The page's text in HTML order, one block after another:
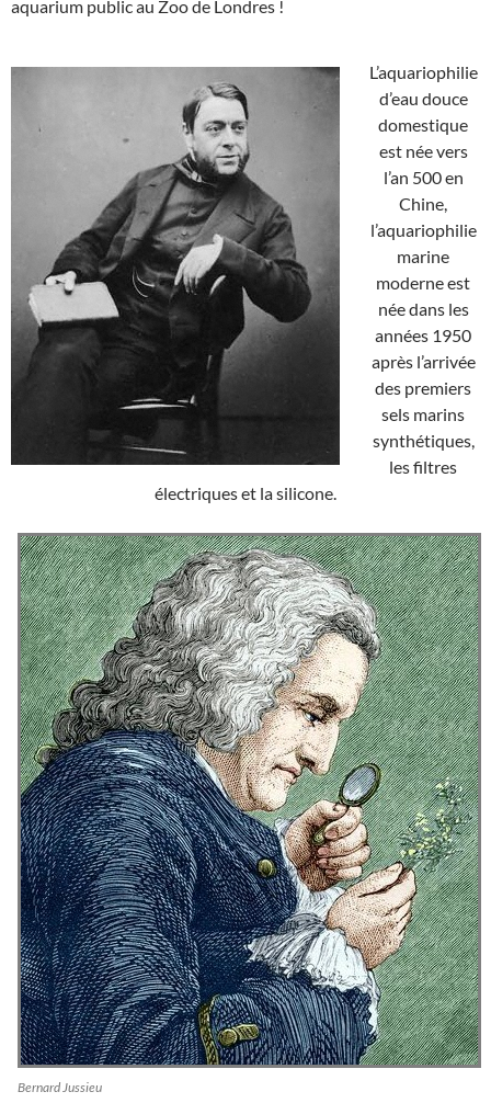
aquarium public au Zoo de Londres !
L’aquariophilie
d’eau douce
domestique
est née vers
l’an 500 en
Chine,
l’aquariophilie
marine
moderne est
née dans les
années 1950
après l’arrivée
des premiers
sels marins
synthétiques,
les filtres
électriques et la silicone.
Bernard Jussieu